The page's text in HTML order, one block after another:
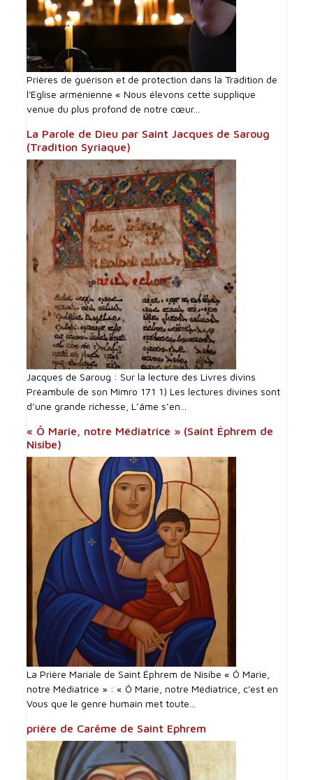
Prières de guérison et de protection dans la Tradition de
l'Eglise arménienne « Nous élevons cette supplique
venue du plus profond de notre cœur...
La Parole de Dieu par Saint Jacques de Saroug
(Tradition Syriaque)
Jacques de Saroug : Sur la lecture des Livres divins
Préambule de son Mimro 171 1) Les lectures divines sont
d’une grande richesse, L’âme s’en...
« Ô Marie, notre Médiatrice » (Saint Éphrem de
Nisibe)
La Prière Mariale de Saint Éphrem de Nisibe « Ô Marie,
notre Médiatrice » : « Ô Marie, notre Médiatrice, c'est en
Vous que le genre humain met toute...
prière de Carême de Saint Ephrem